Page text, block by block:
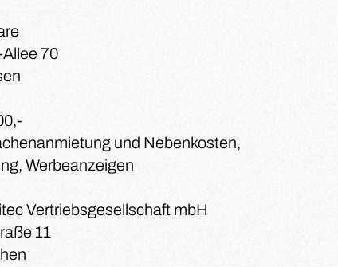
70
und Nebenkosten,
Werbeanzeigen
Vertriebsgesellschaft mbH
11